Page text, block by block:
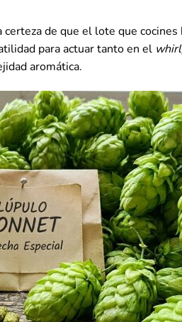
certeza de que el lote que
para actuar tanto en el
aromática.